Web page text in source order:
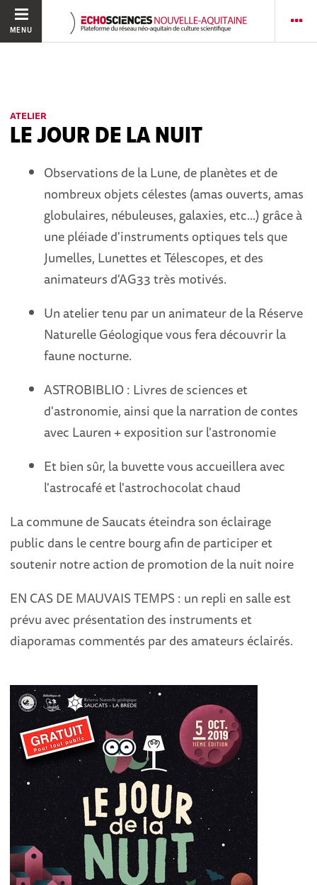
MENU
ATELIER
LE JOUR DE LA NUIT
Observations de la Lune, de planètes et de
nombreux objets célestes (amas ouverts, amas
globulaires, nébuleuses, galaxies, etc...) grâce à
une pléiade d'instruments optiques tels que
Jumelles, Lunettes et Télescopes, et des
animateurs d'AG33 très motivés.
Un atelier tenu par un animateur de la Réserve
Naturelle Géologique vous fera découvrir la
faune nocturne.
ASTROBIBLIO : Livres de sciences et
d'astronomie, ainsi que la narration de contes
avec Lauren + exposition sur l'astronomie
Et bien sûr, la buvette vous accueillera avec
l'astrocafé et l'astrochocolat chaud
La commune de Saucats éteindra son éclairage
public dans le centre bourg afin de participer et
soutenir notre action de promotion de la nuit noire
EN CAS DE MAUVAIS TEMPS : un repli en salle est
prévu avec présentation des instruments et
diaporamas commentés par des amateurs éclairés.